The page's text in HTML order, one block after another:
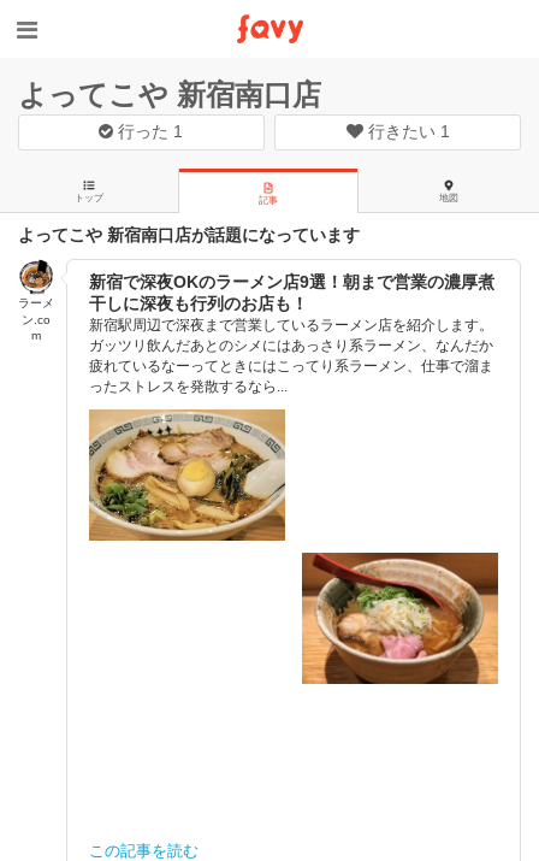
よってこや 新宿南口店
行った 1 行きたい 1
トップ 記事 地図
よってこや 新宿南口店が話題になっています
ラーメ
ン.co
m
新宿で深夜OKのラーメン店9選！朝まで営業の濃厚煮
干しに深夜も行列のお店も！
新宿駅周辺で深夜まで営業しているラーメン店を紹介します。
ガッツリ飲んだあとのシメにはあっさり系ラーメン、なんだか
疲れているなーってときにはこってり系ラーメン、仕事で溜ま
ったストレスを発散するなら...
この記事を読む